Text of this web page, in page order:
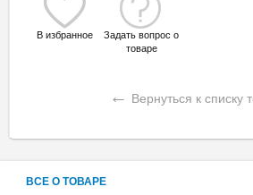
В избранное
Задать вопрос о
товаре
← Вернуться к списку
ВСЕ О ТОВАРЕ